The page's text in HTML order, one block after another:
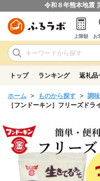
令和８年熊本地震
上限額 お
トップ ランキング 返礼品
ホーム ものから探す 調
［フンドーキン］フリーズド